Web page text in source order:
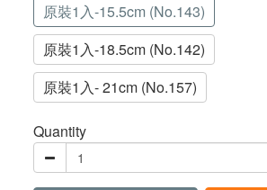
原裝1入-15.5cm (No.143)
原裝1入-18.5cm (No.142)
原裝1入- 21cm (No.157)
Quantity